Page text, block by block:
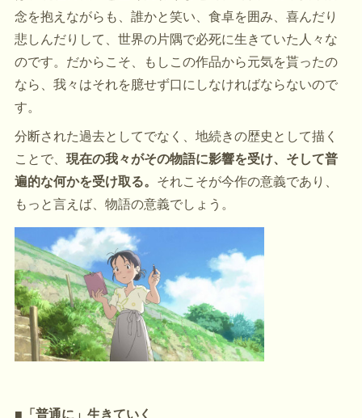
念を抱えながらも、誰かと笑い、食卓を囲み、喜んだり
悲しんだりして、世界の片隅で必死に生きていた人々な
のです。だからこそ、もしこの作品から元気を貰ったの
なら、我々はそれを臆せず口にしなければならないので
す。
分断された過去としてでなく、地続きの歴史として描く
ことで、現在の我々がその物語に影響を受け、そして普
遍的な何かを受け取る。 それこそが今作の意義であり、
もっと言えば、物語の意義でしょう。
■「普通に」生きていく